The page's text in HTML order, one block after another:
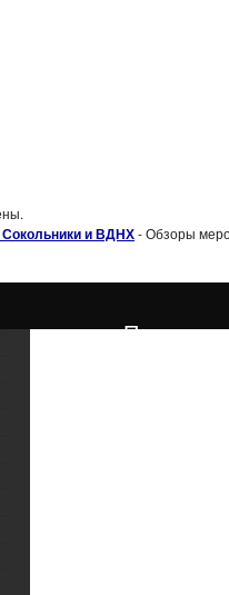
и ВДНХ- Обзоры
Подписка